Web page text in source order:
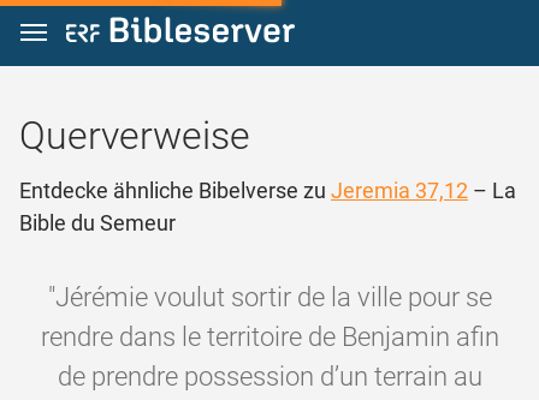
Zum Inhalt springen
Querverweise
Entdecke ähnliche Bibelverse zu Jeremia 37,12 – La
Bible du Semeur
"Jérémie voulut sortir de la ville pour se
rendre dans le territoire de Benjamin afin
de prendre possession d’un terrain au